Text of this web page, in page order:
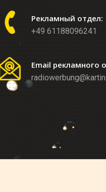
Рекламный отдел:
+49 61188096241
Email рекламного